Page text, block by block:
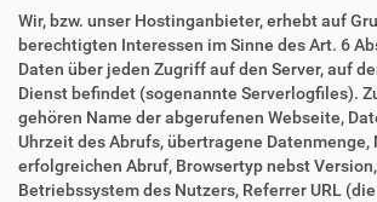
Wir, bzw. unser Hostinganbieter, erhebt auf
berechtigten Interessen im Sinne des Art. 6
Daten über jeden Zugriff auf den Server, auf
Dienst befindet (sogenannte Serverlogfiles).
gehören Name der abgerufenen Webseite,
Uhrzeit des Abrufs, übertragene Datenmenge,
erfolgreichen Abruf, Browsertyp nebst
Betriebssystem des Nutzers, Referrer URL